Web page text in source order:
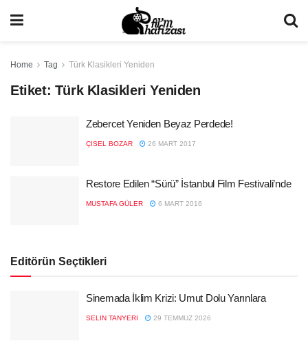
Home Tag Türk Klasikleri Yeniden
Etiket: Türk Klasikleri Yeniden
Zebercet Yeniden Beyaz Perdede!
ÇISEL BOZAR 26 MART 2017
Restore Edilen “Sürü” İstanbul Film Festivali’nde
MUSTAFA GÜLER 6 MART 2016
Editörün Seçtikleri
Sinemada İklim Krizi: Umut Dolu Yarınlara
SELIN TANYERI 29 TEMMUZ 2026